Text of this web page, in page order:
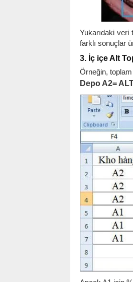
Yukarıdaki veri
farklı sonuçlar
3. İç içe Alt
Örneğin,
Depo A2=